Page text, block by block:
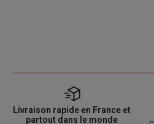
Livraison rapide en France et
partout dans le monde